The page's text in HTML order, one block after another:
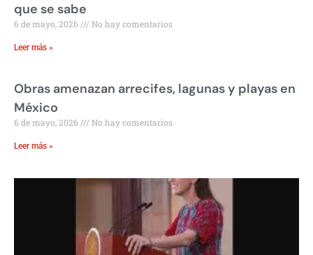
que se sabe
6 de mayo, 2026 No hay comentarios
Leer más »
Obras amenazan arrecifes, lagunas y playas en
México
6 de mayo, 2026 No hay comentarios
Leer más »